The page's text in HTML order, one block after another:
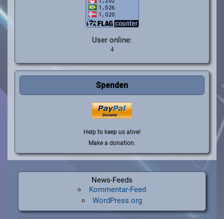
User online:
Spenden
Help to keep us alive!
Make a donation.
News-Feeds
Kommentar-Feed
WordPress.org